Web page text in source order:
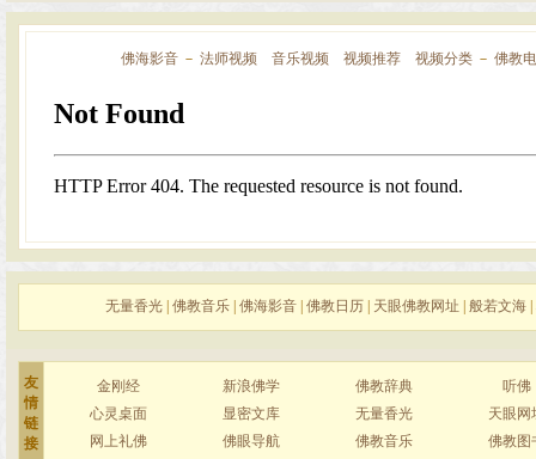
佛海影音 － 法师视频 音乐视频 视频推荐 视频分类 － 佛教
无量香光 佛教音乐 佛海影音 佛教日历 天眼佛教网址 般若文海
友
情
链
接
金刚经 新浪佛学 佛教辞典
听佛
心灵桌面
显密文库 无量香光
天眼网
网上礼佛
佛眼导航 佛教音乐 佛教图